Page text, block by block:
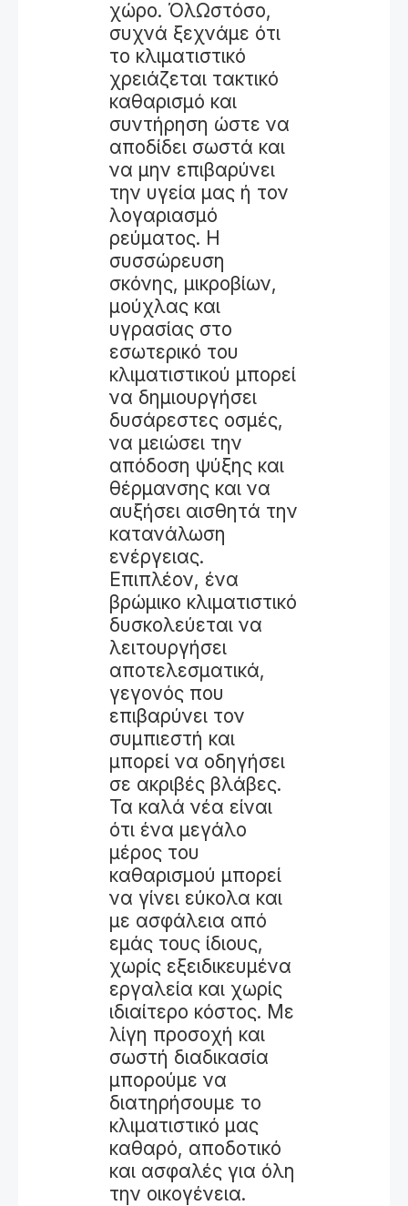
χώρο. ΌλΩστόσο,
συχνά ξεχνάμε ότι
το κλιματιστικό
χρειάζεται τακτικό
καθαρισμό και
συντήρηση ώστε να
αποδίδει σωστά και
να μην επιβαρύνει
την υγεία μας ή τον
λογαριασμό
ρεύματος. Η
συσσώρευση
σκόνης, μικροβίων,
μούχλας και
υγρασίας στο
εσωτερικό του
κλιματιστικού μπορεί
να δημιουργήσει
δυσάρεστες οσμές,
να μειώσει την
απόδοση ψύξης και
θέρμανσης και να
αυξήσει αισθητά την
κατανάλωση
ενέργειας.
Επιπλέον, ένα
βρώμικο κλιματιστικό
δυσκολεύεται να
λειτουργήσει
αποτελεσματικά,
γεγονός που
επιβαρύνει τον
συμπιεστή και
μπορεί να οδηγήσει
σε ακριβές βλάβες.
Τα καλά νέα είναι
ότι ένα μεγάλο
μέρος του
καθαρισμού μπορεί
να γίνει εύκολα και
με ασφάλεια από
εμάς τους ίδιους,
χωρίς εξειδικευμένα
εργαλεία και χωρίς
ιδιαίτερο κόστος. Με
λίγη προσοχή και
σωστή διαδικασία
μπορούμε να
διατηρήσουμε το
κλιματιστικό μας
καθαρό, αποδοτικό
και ασφαλές για όλη
την οικογένεια.